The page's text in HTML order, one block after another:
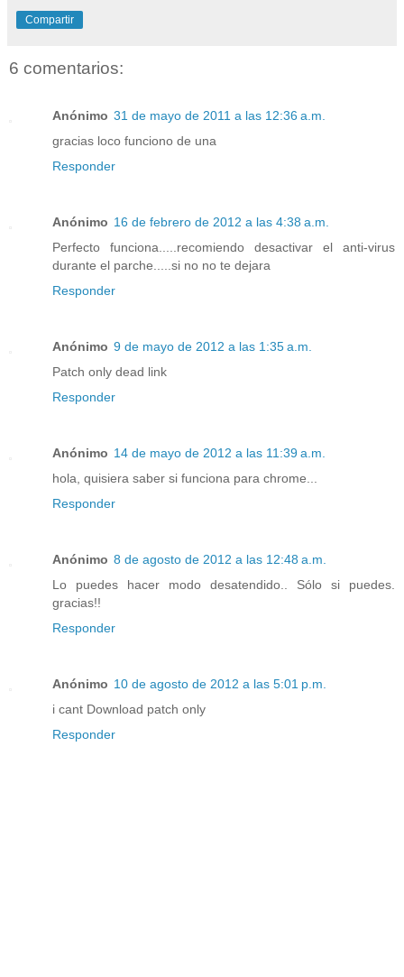
Compartir
6 comentarios:
Anónimo 31 de mayo de 2011 a las 12:36 a.m.
gracias loco funciono de una
Responder
Anónimo 16 de febrero de 2012 a las 4:38 a.m.
Perfecto funciona.....recomiendo desactivar el anti-virus
durante el parche.....si no no te dejara
Responder
Anónimo 9 de mayo de 2012 a las 1:35 a.m.
Patch only dead link
Responder
Anónimo 14 de mayo de 2012 a las 11:39 a.m.
hola, quisiera saber si funciona para chrome...
Responder
Anónimo 8 de agosto de 2012 a las 12:48 a.m.
Lo puedes hacer modo desatendido.. Sólo si puedes.
gracias!!
Responder
Anónimo 10 de agosto de 2012 a las 5:01 p.m.
i cant Download patch only
Responder